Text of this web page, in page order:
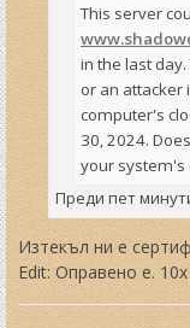
This server
in the last
or an attacker
computer's
30, 2024.
your system's
Преди пет
Изтекъл ни е
Edit: Оправено е. 10x